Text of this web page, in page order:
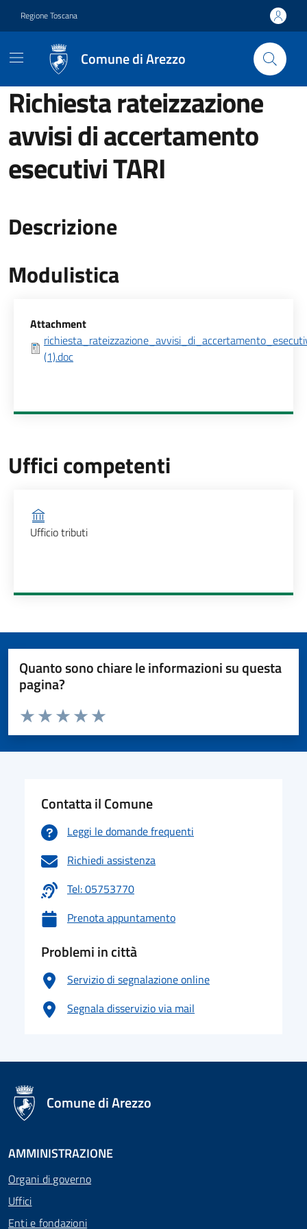
Regione Toscana
Comune di Arezzo
Richiesta rateizzazione
avvisi di accertamento
esecutivi TARI
Descrizione
Modulistica
Allegati
Attachment
(1).doc
Uffici competenti
Ufficio competente
Ufficio tributi
Quanto sono chiare le informazioni su questa
pagina?
Valuta da 1 a 5 stelle la pagina
Valuta 5 stelle su 5
Valuta 4 stelle su 5
Valuta 3 stelle su 5
Valuta 2 stelle su 5
Valuta 1 stelle su 5
Contatta il Comune
Leggi le domande frequenti
Richiedi assistenza
Tel: 05753770
Prenota appuntamento
Problemi in città
Servizio di segnalazione online
Segnala disservizio via mail
logo Unione Europea
Comune di Arezzo
AMMINISTRAZIONE
Organi di governo
Uffici
Enti e fondazioni